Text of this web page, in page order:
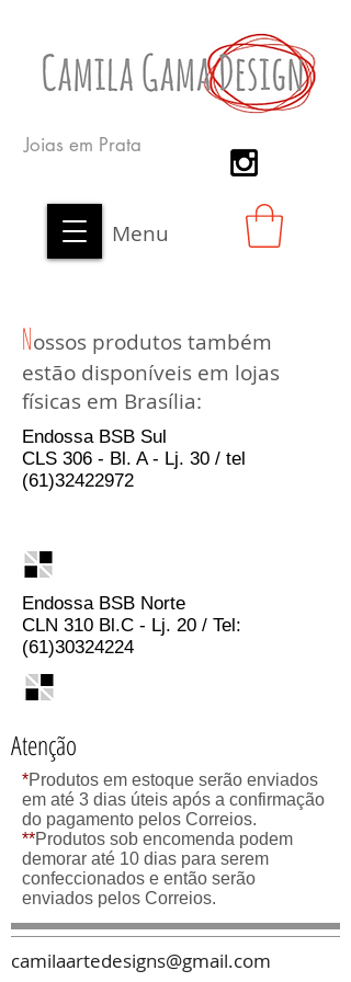
Joias em Prata
Menu
Nossos produtos também
estão disponíveis em lojas
físicas em Brasília:
Endossa BSB Sul
CLS 306 - Bl. A - Lj. 30 / tel
(61)32422972
Endossa BSB Norte
CLN 310 Bl.C - Lj. 20 / Tel:
(61)30324224
Atenção
*Produtos em estoque serão enviados
em até 3 dias úteis após a confirmação
do pagamento pelos Correios.
**Produtos sob encomenda podem
demorar até 10 dias para serem
confeccionados e então serão
enviados pelos Correios.
camilaartedesigns@gmail.com